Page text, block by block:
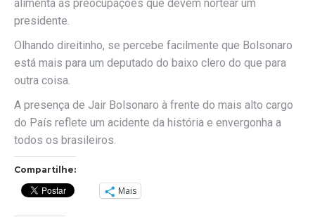
alimenta as preocupações que devem nortear um
presidente.
Olhando direitinho, se percebe facilmente que Bolsonaro
está mais para um deputado do baixo clero do que para
outra coisa.
A presença de Jair Bolsonaro à frente do mais alto cargo
do País reflete um acidente da história e envergonha a
todos os brasileiros.
Compartilhe:
Mais